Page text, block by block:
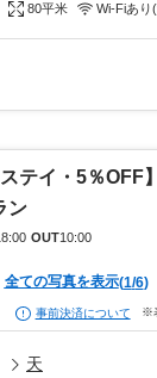
80平米 Wi-Fiあり
テイ・5％OFF
ン
OUT10:00
全ての写真を表示(1/6)
事前決済について ※
天